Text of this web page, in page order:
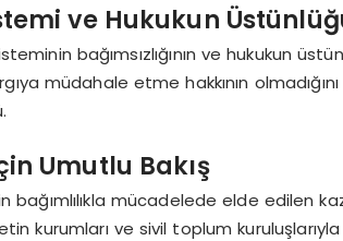
ve Hukukun
bağımsızlığının ve hukukun
müdahale etme hakkının
Umutlu Bakış
bağımlılıkla mücadelede elde edilen
kurumları ve sivil toplum